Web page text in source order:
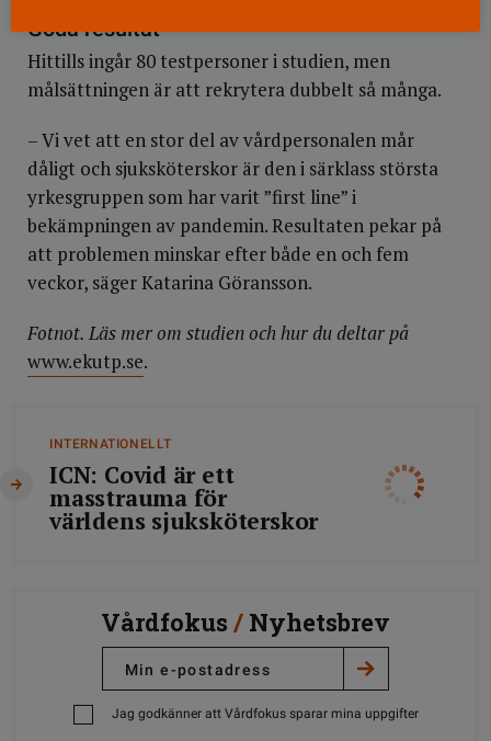
Goda resultat
Hittills ingår 80 testpersoner i studien, men
målsättningen är att rekrytera dubbelt så många.
– Vi vet att en stor del av vårdpersonalen mår
dåligt och sjuksköterskor är den i särklass största
yrkesgruppen som har varit ”first line” i
bekämpningen av pandemin. Resultaten pekar på
att problemen minskar efter både en och fem
veckor, säger Katarina Göransson.
Fotnot. Läs mer om studien och hur du deltar på
www.ekutp.se.
INTERNATIONELLT
ICN: Covid är ett
masstrauma för
världens sjuksköterskor
Vårdfokus / Nyhetsbrev
Jag godkänner att Vårdfokus sparar mina uppgifter